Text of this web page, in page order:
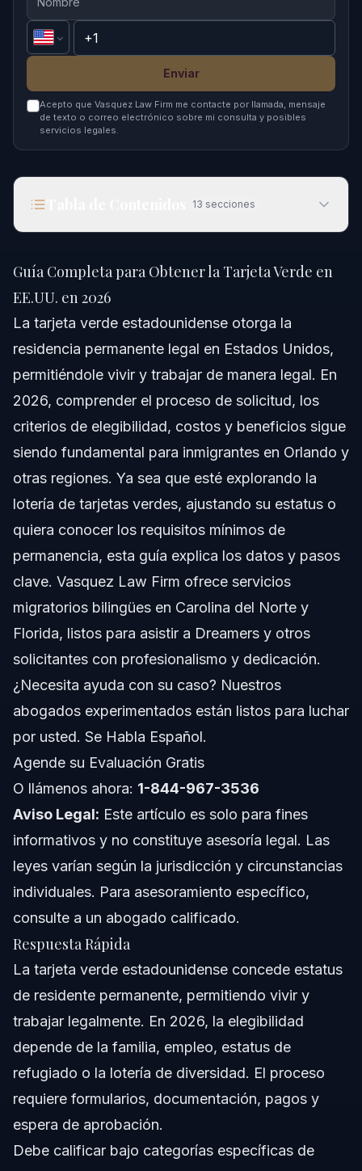
Enviar
Acepto que Vasquez Law Firm me contacte por llamada, mensaje
de texto o correo electrónico sobre mi consulta y posibles
servicios legales.
13 secciones
EE.UU. en 2026
Respuesta Rápida
Comprendiendo la Tarjeta Verde en Estados
Unidos
¿Qué Permite una Tarjeta Verde?
Tipos de Tarjetas Verdes en 2026
Proceso Paso a Paso para Solicitar la Tarjeta
Lista de Documentos y Evidencias
Cronograma y Qué Esperar
Resumen de Costos y Tarifas
Errores Comunes a Evitar
Notas de Jurisdicción para Carolina del Norte y
Florida
Notas para Carolina del Norte
Conceptos a Nivel Nacional
Cuándo Llamar a un Abogado
Acerca de Vasquez Law Firm
Confianza y Experiencia del Abogado
Preguntas Frecuentes
¿Cuántos años hay que estar en los EE.UU. para obtener
una tarjeta verde?
¿Cuál es el tiempo de espera actual para una tarjeta
¿Quién es elegible para una tarjeta verde de EE.UU.?
¿Cómo puedo obtener una tarjeta verde en EE.UU.?
¿Cuánto tiempo es válida una tarjeta verde?
Guía Completa para Obtener la Tarjeta Verde en
EE.UU. en 2026
La tarjeta verde estadounidense otorga la
residencia permanente legal en Estados Unidos,
permitiéndole vivir y trabajar de manera legal. En
2026, comprender el proceso de solicitud, los
criterios de elegibilidad, costos y beneficios sigue
siendo fundamental para inmigrantes en Orlando y
otras regiones. Ya sea que esté explorando la
lotería de tarjetas verdes, ajustando su estatus o
quiera conocer los requisitos mínimos de
permanencia, esta guía explica los datos y pasos
clave. Vasquez Law Firm ofrece servicios
migratorios bilingües en Carolina del Norte y
Florida, listos para asistir a Dreamers y otros
solicitantes con profesionalismo y dedicación.
¿Necesita ayuda con su caso? Nuestros
abogados experimentados están listos para luchar
por usted. Se Habla Español.
Agende su Evaluación Gratis
O llámenos ahora: 1-844-967-3536
Aviso Legal: Este artículo es solo para fines
informativos y no constituye asesoría legal. Las
leyes varían según la jurisdicción y circunstancias
individuales. Para asesoramiento específico,
consulte a un abogado calificado.
Respuesta Rápida
La tarjeta verde estadounidense concede estatus
de residente permanente, permitiendo vivir y
trabajar legalmente. En 2026, la elegibilidad
depende de la familia, empleo, estatus de
refugiado o la lotería de diversidad. El proceso
requiere formularios, documentación, pagos y
espera de aprobación.
Debe calificar bajo categorías específicas de